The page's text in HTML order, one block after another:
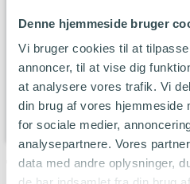
Denne hjemmeside bruger
Vi bruger cookies til at
annoncer, til at vise dig
at analysere vores trafik. Vi
din brug af vores hjemmeside
for sociale medier,
analysepartnere. Vores
data med andre oplysninger,
Kundeservice
Karriere
Partner log ind
Mit Strømlinet-log ind
Min side
Min side
Tak!